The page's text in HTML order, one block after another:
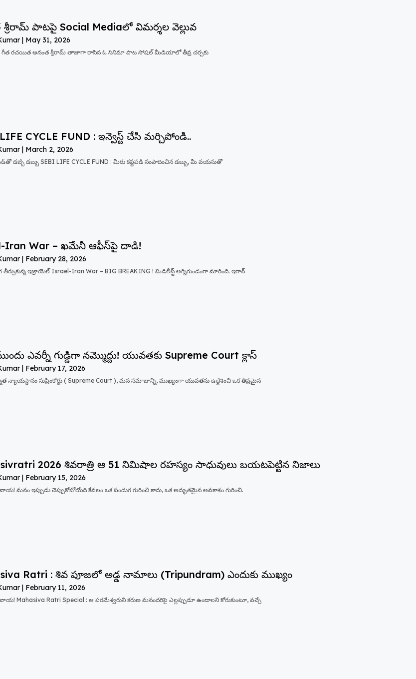
పాటపై Social Mediaలో విమర్శల వెల్లువ
May 31, 2026
గీత రచయిత అనంత శ్రీరామ్ తాజాగా రాసిన ఓ సినిమా పాట సోషల్ మీడియాలో తీవ్ర చర్చకు
CYCLE FUND : ఇన్వెస్ట్ చేసి మర్చిపోండి..
March 2, 2026
డబ్బే డబ్బు SEBI LIFE CYCLE FUND : మీరు కష్టపడి సంపాదించిన డబ్బు, మీ వయసుతో
Iran War – ఖమేనీ ఆఫీస్‌పై దాడి!
February 28, 2026
ఇజ్రాయెల్ Israel-Iran War – BIG BREAKING ! మిడిలీస్ట్ అగ్నిగుండంగా మారింది. ఇరాన్
ఎవర్నీ గుడ్డిగా నమ్మొద్దు! యువతకు Supreme Court క్లాస్
February 17, 2026
న్యాయస్థానం సుప్రీంకోర్టు ( Supreme Court ), మన సమాజాన్ని, ముఖ్యంగా యువతను ఉద్దేశించి ఒక తీవ్రమైన
2026 శివరాత్రి ఆ 51 నిమిషాల రహస్యం సాధువులు బయటపెట్టిన నిజాలు
February 15, 2026
మనం ఇప్పుడు చెప్పుకోబోయేది కేవలం ఒక పండుగ గురించి కాదు, ఒక అద్భుతమైన అవకాశం గురించి.
Ratri : శివ పూజలో అడ్డ నామాలు (Tripundram) ఎందుకు ముఖ్యం
February 11, 2026
Mahasiva Ratri Special : ఆ పరమేశ్వరుని కరుణ మనందరిపై ఎల్లప్పుడూ ఉండాలని కోరుకుంటూ, వచ్చే